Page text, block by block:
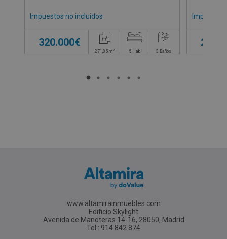
Impuestos no incluidos
320.000€
271,85 m2 5 Hab. 3 Baños
www.altamirainmuebles.com
Edificio Skylight
Avenida de Manoteras 14-16, 28050, Madrid
Tel.: 914 842 874